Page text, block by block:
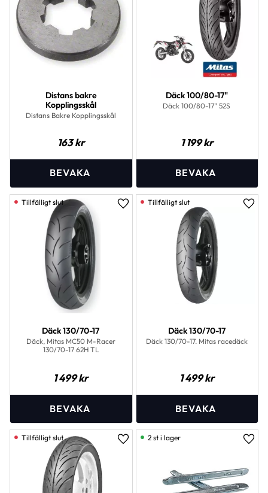
Distans bakre
Kopplingsskål
Distans Bakre Kopplingsskål
163kr
Däck 100/80-17"
Däck 100/80-17" 52S
1 199kr
Däck 130/70-17
Däck, Mitas MC50 M-Racer
130/70-17 62H TL
1 499kr
Lägg till i favoriter
Däck 130/70-17
Däck 130/70-17. Mitas racedäck
1 499kr
Lägg till i favoriter
2 st i lager